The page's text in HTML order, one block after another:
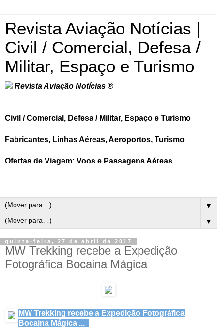
Revista Aviação Notícias |
Civil / Comercial, Defesa /
Militar, Espaço e Turismo
Revista Aviação Notícias ®
Civil / Comercial, Defesa / Militar, Espaço e Turismo
Fabricantes, Linhas Aéreas, Aeroportos, Turismo
Ofertas de Viagem: Voos e Passagens Aéreas
▼
▼
quinta-feira, 27 de abril de 2017
MW Trekking recebe a Expedição
Fotográfica Bocaina Mágica
MW Trekking recebe a Expedição Fotográfica
Bocaina Mágica ...